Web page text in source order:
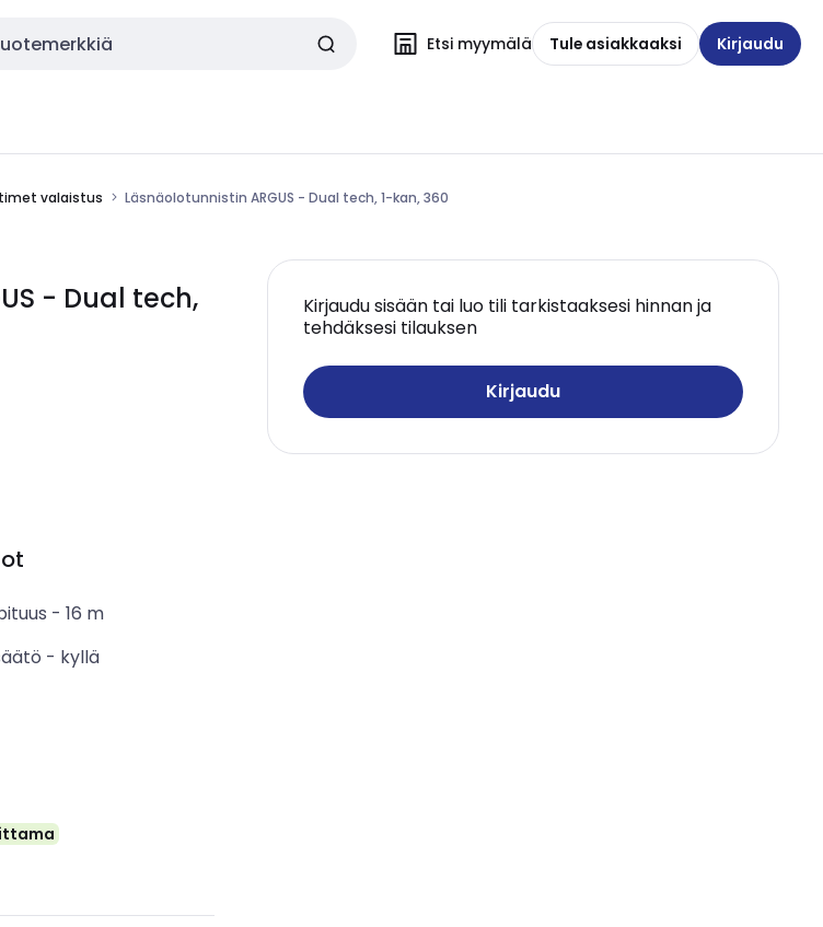
Etsi myymälä Tule asiakkaaksi Kirjaudu
valaistus Läsnäolotunnistin ARGUS - Dual tech, 1-kan, 360
- Dual tech,
Kirjaudu sisään tai luo tili tarkistaaksesi hinnan ja
tehdäksesi tilauksen
Kirjaudu
- 16 m
- kyllä